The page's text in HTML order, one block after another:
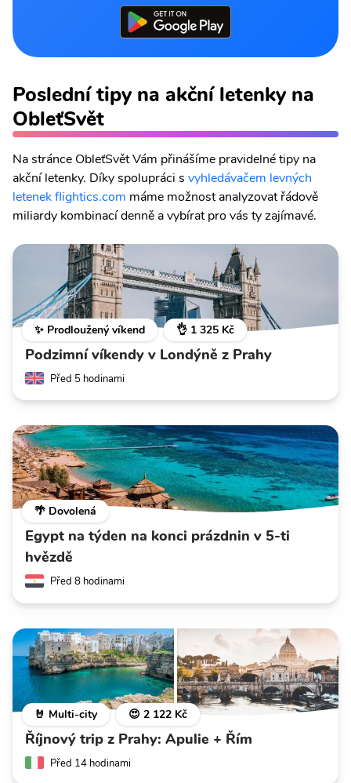
Poslední tipy na akční letenky na
ObleťSvět
Na stránce ObleťSvět Vám přinášíme pravidelné tipy na
akční letenky. Díky spolupráci s vyhledávačem levných
letenek flightics.com máme možnost analyzovat řádově
miliardy kombinací denně a vybírat pro vás ty zajímavé.
✨ Prodloužený víkend 👌 1 325 Kč
Podzimní víkendy v Londýně z Prahy
Před 5 hodinami
🌴 Dovolená
Egypt na týden na konci prázdnin v 5-ti
hvězdě
Před 8 hodinami
🤘 Multi-city 😍 2 122 Kč
Říjnový trip z Prahy: Apulie + Řím
Před 14 hodinami